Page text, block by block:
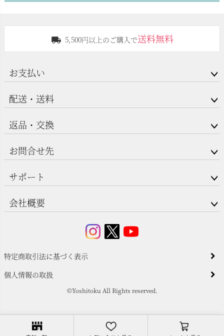
5,500円以上のご購入で送料無料
お支払い
配送・送料
返品・交換
お問合せ先
サポート
会社概要
特定商取引法に基づく表示
個人情報の取扱
©Yoshitoku All Rights reserved.